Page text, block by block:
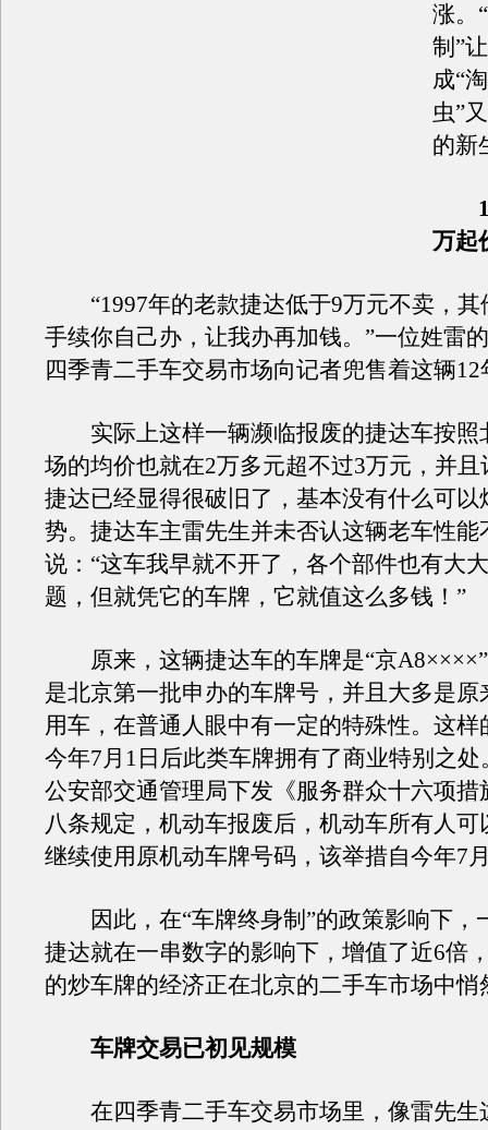
涨。
制”
成“
虫”
的新
万起
“1997年的老款捷达低于9万元不卖，其
手续你自己办，让我办再加钱。”一位姓雷
四季青二手车交易市场向记者兜售着这辆
实际上这样一辆濒临报废的捷达车按照
场的均价也就在2万多元超不过3万元，并
捷达已经显得很破旧了，基本没有什么可以
势。捷达车主雷先生并未否认这辆老车性能
说：“这车我早就不开了，各个部件也有大
题，但就凭它的车牌，它就值这么多钱！”
原来，这辆捷达车的车牌是“京
是北京第一批申办的车牌号，并且大多是原
用车，在普通人眼中有一定的特殊性。这样
今年7月1日后此类车牌拥有了商业特别之处
公安部交通管理局下发《服务群众十六项措
八条规定，机动车报废后，机动车所有人可
继续使用原机动车牌号码，该举措自今年7
因此，在“车牌终身制”的政策影响下，
捷达就在一串数字的影响下，增值了近6倍
的炒车牌的经济正在北京的二手车市场中悄
车牌交易已初见规模
在四季青二手车交易市场里，像雷先生